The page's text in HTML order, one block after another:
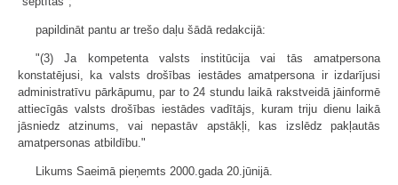
papildināt pantu ar trešo daļu šādā redakcijā:
"(3) Ja kompetenta valsts institūcija vai tās amatpersona
konstatējusi, ka valsts drošības iestādes amatpersona ir izdarījusi
administratīvu pārkāpumu, par to 24 stundu laikā rakstveidā jāinformē
attiecīgās valsts drošības iestādes vadītājs, kuram triju dienu laikā
jāsniedz atzinums, vai nepastāv apstākļi, kas izslēdz pakļautās
amatpersonas atbildību."
Likums Saeimā pieņemts 2000.gada 20.jūnijā.